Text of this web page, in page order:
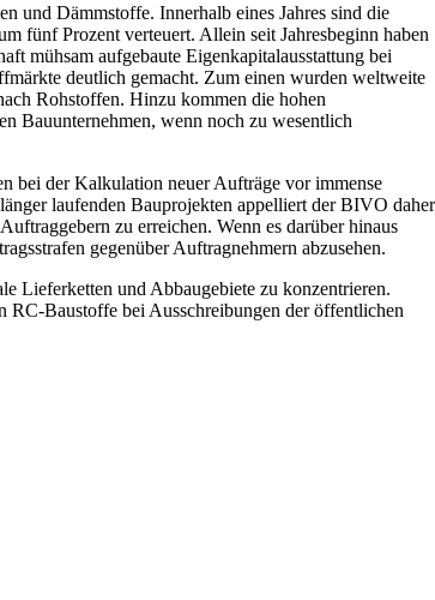
und Dämmstoffe. Innerhalb eines Jahres sind die
fünf Prozent verteuert. Allein seit Jahresbeginn haben
mühsam aufgebaute Eigenkapitalausstattung bei
deutlich gemacht. Zum einen wurden weltweite
Rohstoffen. Hinzu kommen die hohen
Bauunternehmen, wenn noch zu wesentlich
bei der Kalkulation neuer Aufträge vor immense
laufenden Bauprojekten appelliert der BIVO daher
zu erreichen. Wenn es darüber hinaus
gegenüber Auftragnehmern abzusehen.
Lieferketten und Abbaugebiete zu konzentrieren.
RC-Baustoffe bei Ausschreibungen der öffentlichen